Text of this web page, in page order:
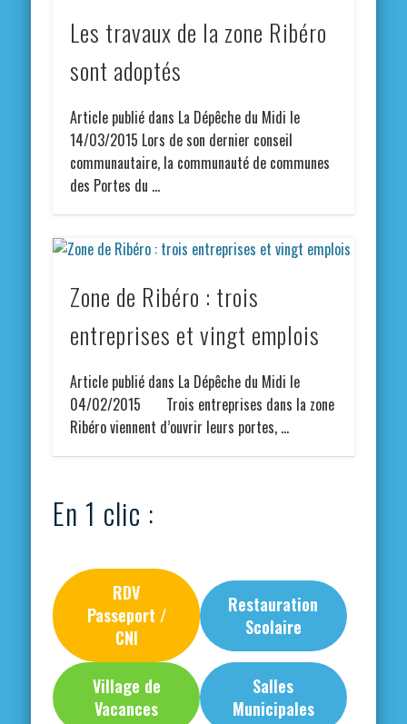
Les travaux de la zone Ribéro
sont adoptés
Article publié dans La Dépêche du Midi le
14/03/2015 Lors de son dernier conseil
communautaire, la communauté de communes
des Portes du …
Zone de Ribéro : trois
entreprises et vingt emplois
Article publié dans La Dépêche du Midi le
04/02/2015 Trois entreprises dans la zone
Ribéro viennent d’ouvrir leurs portes, …
En 1 clic :
RDV
Passeport /
CNI
Restauration
Scolaire
Village de
Vacances
Salles
Municipales